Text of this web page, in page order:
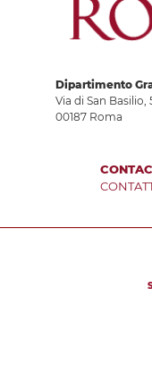
Dipartimento
Via di San Basilio,
00187 Roma